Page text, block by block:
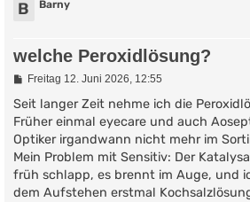
B Barny
welche Peroxidlösung?
B
i
r
a
g
Freitag 12. Juni 2026, 12:55
Seit langer Zeit nehme ich die
Früher einmal eyecare und auch
Optiker irgandwann nicht mehr im
Mein Problem mit Sensitiv: Der
früh schlapp, es brennt im Auge, und
dem Aufstehen erstmal